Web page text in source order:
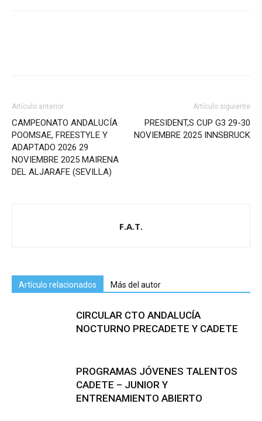
Artículo anterior
CAMPEONATO ANDALUCÍA
POOMSAE, FREESTYLE Y
ADAPTADO 2026 29
NOVIEMBRE 2025 MAIRENA
DEL ALJARAFE (SEVILLA)
Artículo siguiente
PRESIDENT,S CUP G3 29-30
NOVIEMBRE 2025 INNSBRUCK
F.A.T.
Artículo relacionados Más del autor
CIRCULAR CTO ANDALUCÍA
NOCTURNO PRECADETE Y CADETE
PROGRAMAS JÓVENES TALENTOS
CADETE – JUNIOR Y
ENTRENAMIENTO ABIERTO